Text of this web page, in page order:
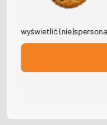
wyświetlić